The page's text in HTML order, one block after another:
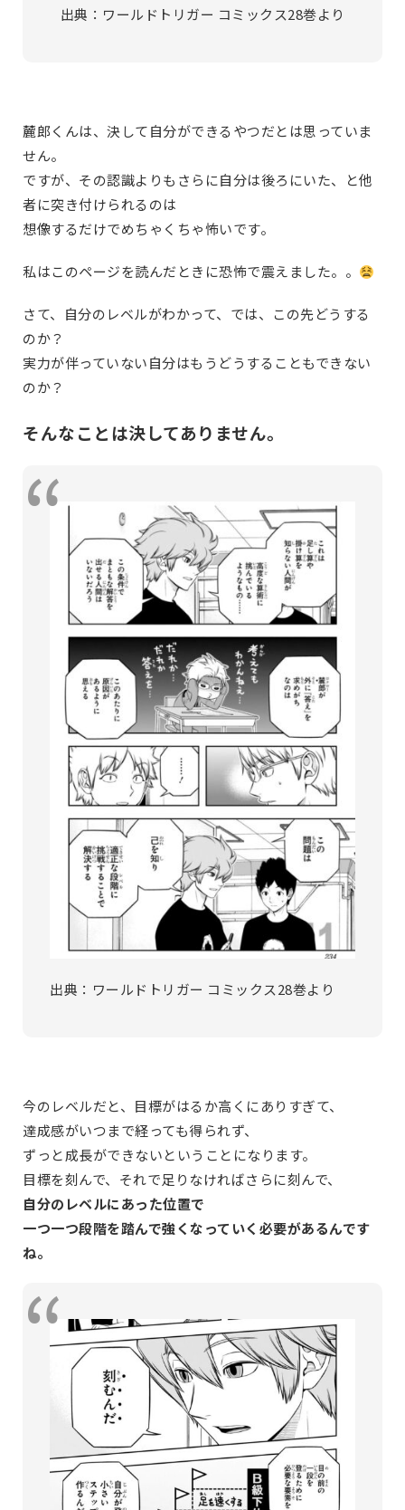
出典：ワールドトリガー コミックス28巻より
麓郎くんは、決して自分ができるやつだとは思っていま
せん。
ですが、その認識よりもさらに自分は後ろにいた、と他
者に突き付けられるのは
想像するだけでめちゃくちゃ怖いです。
私はこのページを読んだときに恐怖で震えました。。
さて、自分のレベルがわかって、では、この先どうする
のか？
実力が伴っていない自分はもうどうすることもできない
のか？
そんなことは決してありません。
出典：ワールドトリガー コミックス28巻より
今のレベルだと、目標がはるか高くにありすぎて、
達成感がいつまで経っても得られず、
ずっと成長ができないということになります。
目標を刻んで、それで足りなければさらに刻んで、
自分のレベルにあった位置で
一つ一つ段階を踏んで強くなっていく必要があるんです
ね。